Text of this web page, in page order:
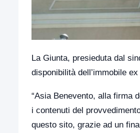
La Giunta, presieduta dal
disponibilità dell’immobile
“Asia Benevento, alla firma
i contenuti del
questo sito, grazie ad un